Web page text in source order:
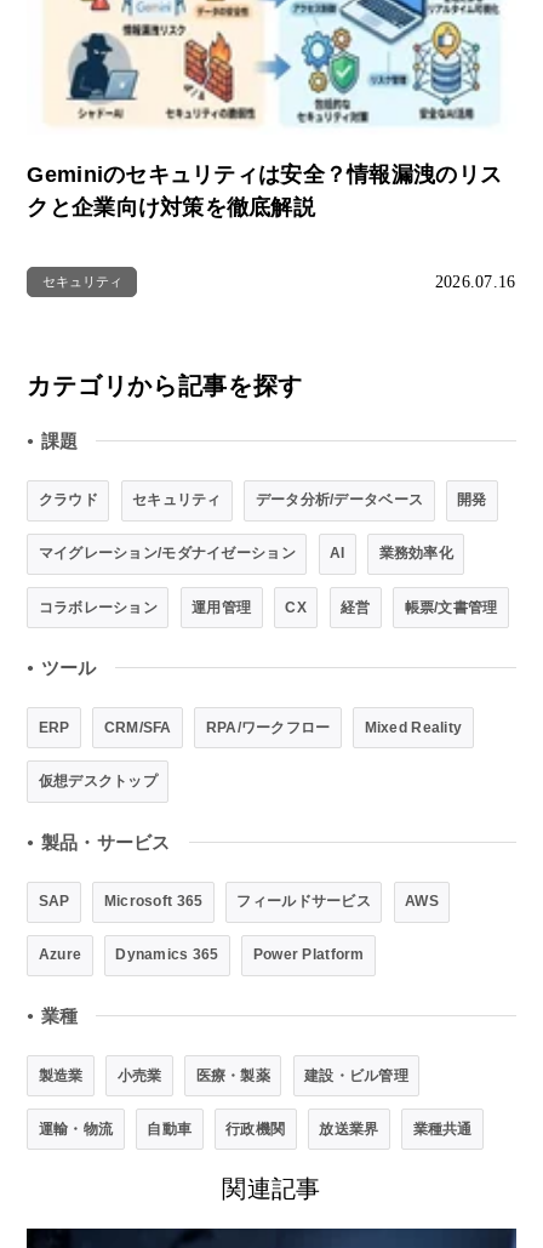
Geminiのセキュリティは安全？情報漏洩のリス
クと企業向け対策を徹底解説
セキュリティ 2026.07.16
カテゴリから記事を探す
● 課題
クラウド セキュリティ データ分析/データベース 開発
マイグレーション/モダナイゼーション AI 業務効率化
コラボレーション 運用管理 CX 経営 帳票/文書管理
● ツール
ERP CRM/SFA RPA/ワークフロー Mixed Reality
仮想デスクトップ
● 製品・サービス
SAP Microsoft 365 フィールドサービス AWS
Azure Dynamics 365 Power Platform
● 業種
製造業 小売業 医療・製薬 建設・ビル管理
運輸・物流 自動車 行政機関 放送業界 業種共通
関連記事